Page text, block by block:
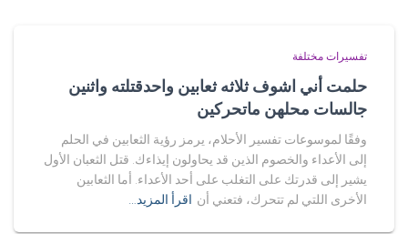
تفسيرات مختلفة
حلمت أني اشوف ثلاثه ثعابين واحدقتلته واثنين
جالسات محلهن ماتحركين
وفقًا لموسوعات تفسير الأحلام، يرمز رؤية الثعابين في الحلم
إلى الأعداء والخصوم الذين قد يحاولون إيذاءك. قتل الثعبان الأول
يشير إلى قدرتك على التغلب على أحد الأعداء. أما الثعابين
الأخرى اللتي لم تتحرك، فتعني أن اقرأ المزيد…